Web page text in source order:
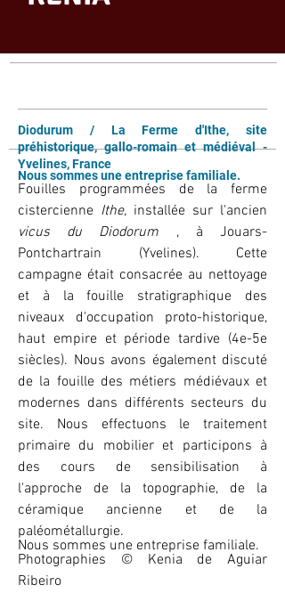
Diodurum / La Ferme d'Ithe, site
préhistorique, gallo-romain et médiéval -
Yvelines, France
Nous sommes une entreprise familiale.
Fouilles programmées de la ferme
cistercienne Ithe, installée sur l'ancien
vicus
du Diodorum , à Jouars-
Pontchartrain (Yvelines). Cette
campagne était consacrée au nettoyage
et à la fouille stratigraphique des
niveaux d'occupation proto-historique,
haut empire et période tardive (4e-5e
siècles). Nous avons également discuté
de la fouille des métiers médiévaux et
modernes dans différents secteurs du
site. Nous effectuons le traitement
primaire du mobilier et participons à
des cours de sensibilisation à
l'approche de la topographie, de la
céramique ancienne et de la
paléométallurgie.
Nous sommes une entreprise familiale.
Photographies © Kenia de Aguiar
Ribeiro